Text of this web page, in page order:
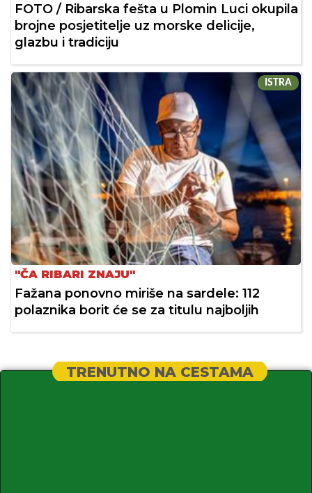
FOTO / Ribarska fešta u Plomin Luci okupila
brojne posjetitelje uz morske delicije,
glazbu i tradiciju
ISTRA
"ČA RIBARI ZNAJU"
Fažana ponovno miriše na sardele: 112
polaznika borit će se za titulu najboljih
TRENUTNO NA CESTAMA